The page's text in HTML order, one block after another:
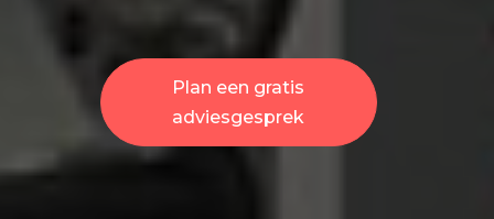
Plan een gratis
adviesgesprek